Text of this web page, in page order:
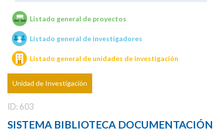
Unidades de investigación
Listado general de proyectos
Listado general de investigadores
Listado general de unidades de investigación
Unidad de Investigación
ID: 603
SISTEMA BIBLIOTECA DOCUMENTACIÓN